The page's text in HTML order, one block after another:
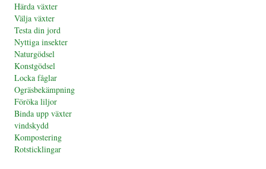
Härda växter
Välja växter
Testa din jord
Nyttiga insekter
Naturgödsel
Konstgödsel
Locka fåglar
Ogräsbekämpning
Föröka liljor
Binda upp växter
vindskydd
Kompostering
Rotsticklingar